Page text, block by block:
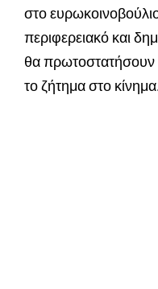
στο
περιφερειακό και
θα πρωτοστατήσουν
το ζήτημα στο